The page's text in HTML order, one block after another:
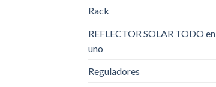
Rack
REFLECTOR SOLAR TODO en
uno
Reguladores